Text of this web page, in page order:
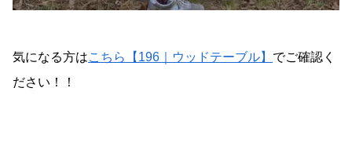
気になる方はこちら【196｜ウッドテーブル】 でご確認く
ださい！！